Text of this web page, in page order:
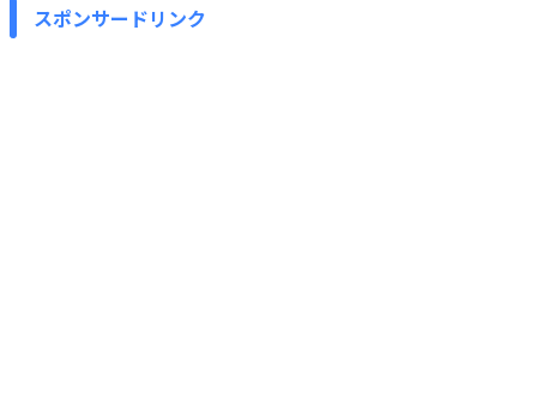
スポンサードリンク